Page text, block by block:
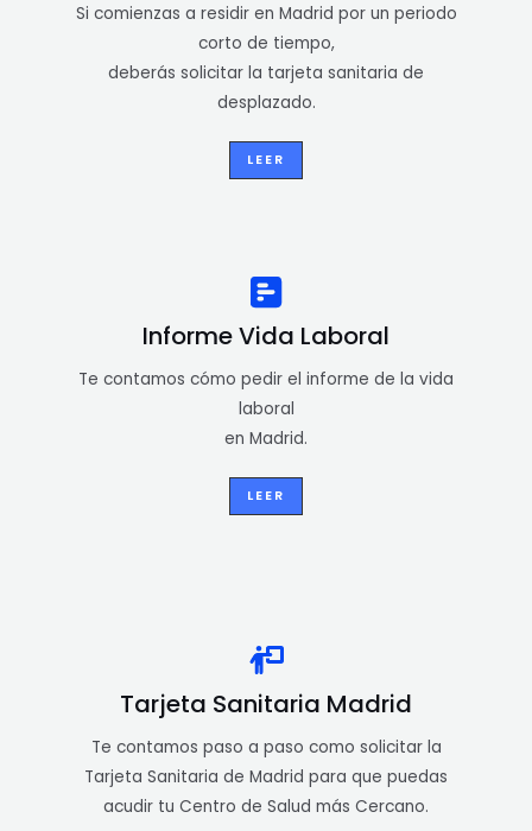
Si comienzas a residir en Madrid por un periodo
corto de tiempo,
deberás solicitar la tarjeta sanitaria de
desplazado.
LEER
Informe Vida Laboral
Te contamos cómo pedir el informe de la vida
laboral
en Madrid.
LEER
Tarjeta Sanitaria Madrid
Te contamos paso a paso como solicitar la
Tarjeta Sanitaria de Madrid para que puedas
acudir tu Centro de Salud más Cercano.